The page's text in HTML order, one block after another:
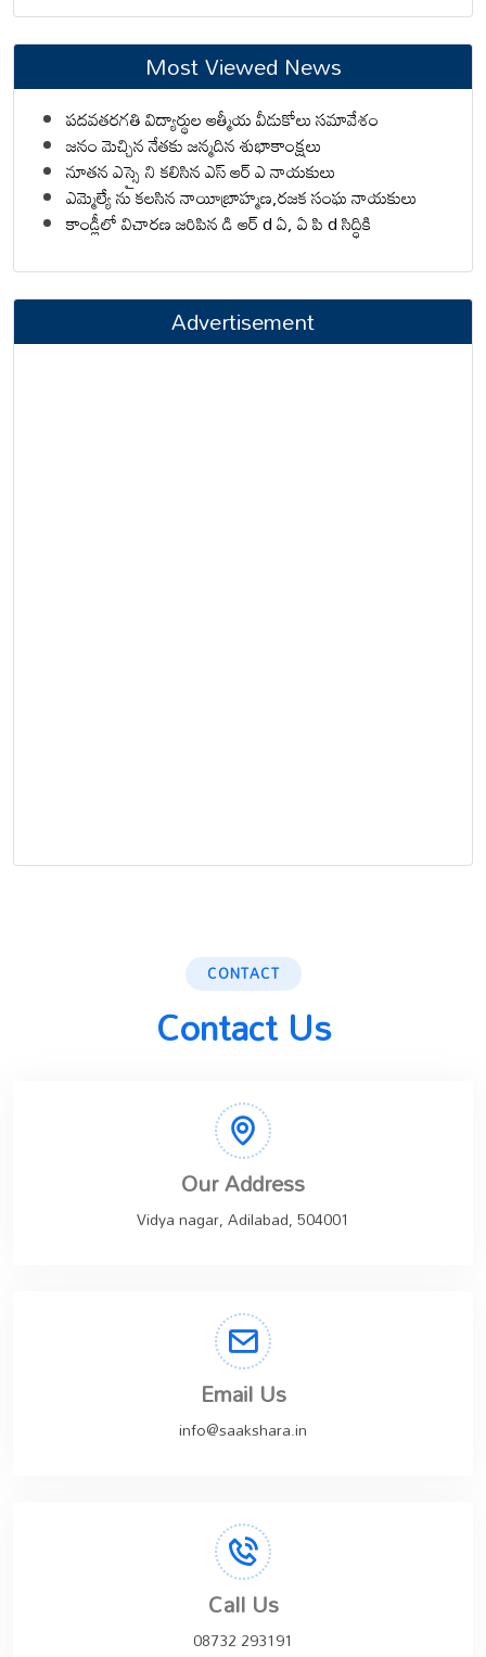
Most Viewed News
పదవతరగతి విద్యార్థుల ఆత్మీయ వీడుకోలు సమావేశం
జనం మెచ్చిన నేతకు జన్మదిన శుభాకాంక్షలు
నూతన ఎస్సై ని కలిసిన ఎస్ ఆర్ ఎ నాయకులు
ఎమ్మెల్యే ను కలసిన నాయీబ్రాహ్మణ,రజక సంఘ నాయకులు
కాండ్లీలో విచారణ జరిపిన డి ఆర్ d ఏ, ఏ పి d సిద్ధికి
Advertisement
CONTACT
Contact Us
Our Address
Vidya nagar, Adilabad, 504001
Email Us
info@saakshara.in
Call Us
08732 293191